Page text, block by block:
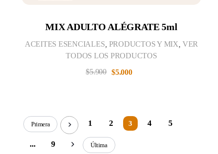
MIX ADULTO ALÉGRATE 5ml
$5.000
$5.900
ACEITES ESENCIALES PRODUCTOS Y MIX VER
TODOS LOS PRODUCTOS
Primera 1 2 3 4 5
... 9 Última